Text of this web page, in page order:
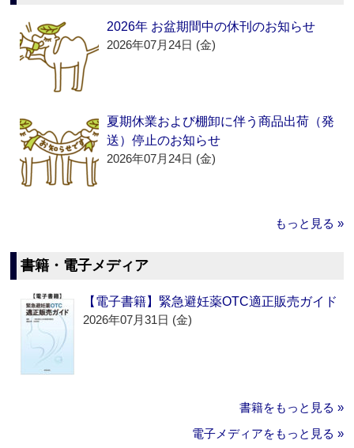
2026年 お盆期間中の休刊のお知らせ
2026年07月24日 (金)
夏期休業および棚卸に伴う商品出荷（発
送）停止のお知らせ
2026年07月24日 (金)
もっと見る »
書籍・電子メディア
【電子書籍】緊急避妊薬OTC適正販売ガイド
2026年07月31日 (金)
書籍をもっと見る »
電子メディアをもっと見る »